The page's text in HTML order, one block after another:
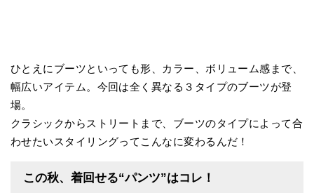
ひとえにブーツといっても形、カラー、ボリューム感まで、
幅広いアイテム。今回は全く異なる３タイプのブーツが登
場。
クラシックからストリートまで、ブーツのタイプによって合
わせたいスタイリングってこんなに変わるんだ！
この秋、着回せる“パンツ”はコレ！